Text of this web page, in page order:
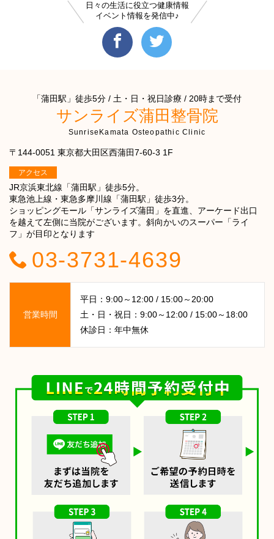
日々の生活に役立つ健康情報
イベント情報を発信中♪
「蒲田駅」徒歩5分 / 土・日・祝日診療 / 20時まで受付
サンライズ蒲田整骨院
SunriseKamata Osteopathic Clinic
〒144-0051 東京都大田区西蒲田7-60-3 1F
アクセス
JR京浜東北線「蒲田駅」徒歩5分。
東急池上線・東急多摩川線「蒲田駅」徒歩3分。
ショッピングモール「サンライズ蒲田」を直進、アーケード出口
を越えて左側に当院がございます。斜向かいのスーパー「ライ
フ」が目印となります
03-3731-4639
営業時間
平日：9:00～12:00 / 15:00～20:00
土・日・祝日：9:00～12:00 / 15:00～18:00
休診日：年中無休